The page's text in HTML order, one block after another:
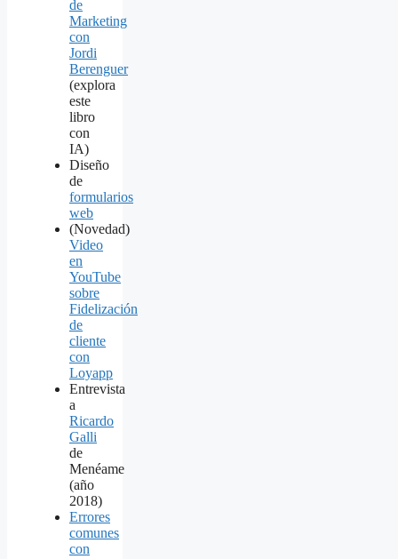
de
Marketing
con
Jordi
Berenguer
(explora
este
libro
con
IA)
Diseño
de
formularios
web
(Novedad)
Video
en
YouTube
sobre
Fidelización
de
cliente
con
Loyapp
Entrevista
a
Ricardo
Galli
de
Menéame
(año
2018)
Errores
comunes
con